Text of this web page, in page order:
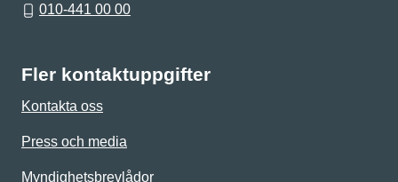
010-441 00 00
Fler kontaktuppgifter
Kontakta oss
Press och media
Myndighetsbrevlådor